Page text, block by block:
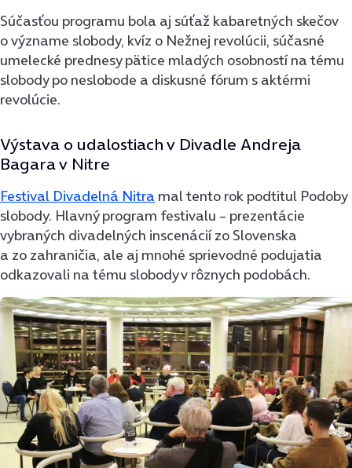
Súčasťou programu bola aj súťaž kabaretných skečov
o význame slobody, kvíz o Nežnej revolúcii, súčasné
umelecké prednesy pätice mladých osobností na tému
slobody po neslobode a diskusné fórum s aktérmi
revolúcie.
Výstava o udalostiach v Divadle Andreja
Bagara v Nitre
Festival Divadelná Nitra mal tento rok podtitul Podoby
slobody. Hlavný program festivalu – prezentácie
vybraných divadelných inscenácií zo Slovenska
a zo zahraničia, ale aj mnohé sprievodné podujatia
odkazovali na tému slobody v rôznych podobách.